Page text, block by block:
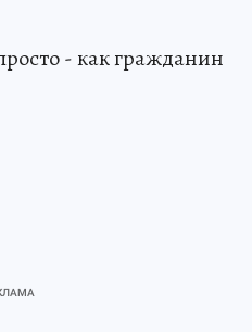
- как гражданин